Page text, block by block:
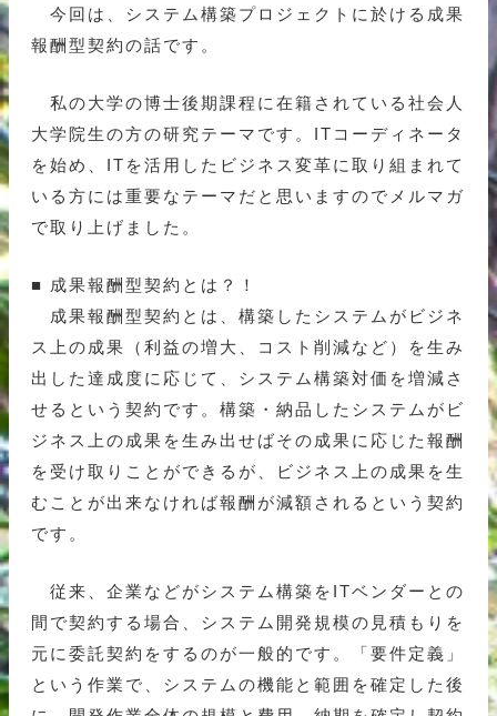
今回は、システム構築プロジェクトに於ける成果
報酬型契約の話です。
私の大学の博士後期課程に在籍されている社会人
大学院生の方の研究テーマです。ITコーディネータ
を始め、ITを活用したビジネス変革に取り組まれて
いる方には重要なテーマだと思いますのでメルマガ
で取り上げました。
■ 成果報酬型契約とは？！
成果報酬型契約とは、構築したシステムがビジネ
ス上の成果（利益の増大、コスト削減など）を生み
出した達成度に応じて、システム構築対価を増減さ
せるという契約です。構築・納品したシステムがビ
ジネス上の成果を生み出せばその成果に応じた報酬
を受け取りことができるが、ビジネス上の成果を生
むことが出来なければ報酬が減額されるという契約
です。
従来、企業などがシステム構築をITベンダーとの
間で契約する場合、システム開発規模の見積もりを
元に委託契約をするのが一般的です。「要件定義」
という作業で、システムの機能と範囲を確定した後